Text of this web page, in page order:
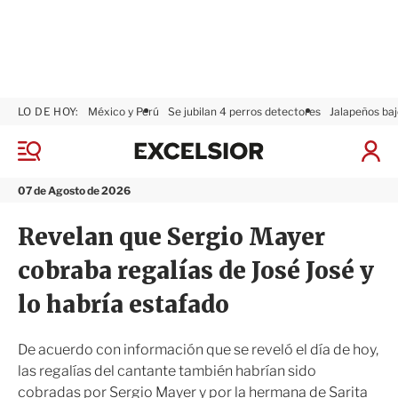
M
n
07 de Agosto de 2026
LO DE HOY: México y Perú Se jubilan 4 perros detectores Jalapeños
I
S
ó
n
x
s
i
r
Revelan que Sergio Mayer
cobraba regalías de José José y
lo habría estafado
De acuerdo con información que se reveló el día de hoy,
las regalías del cantante también habrían sido
cobradas por Sergio Mayer y por la hermana de Sarita